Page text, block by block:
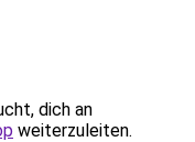
dich an
weiterzuleiten.